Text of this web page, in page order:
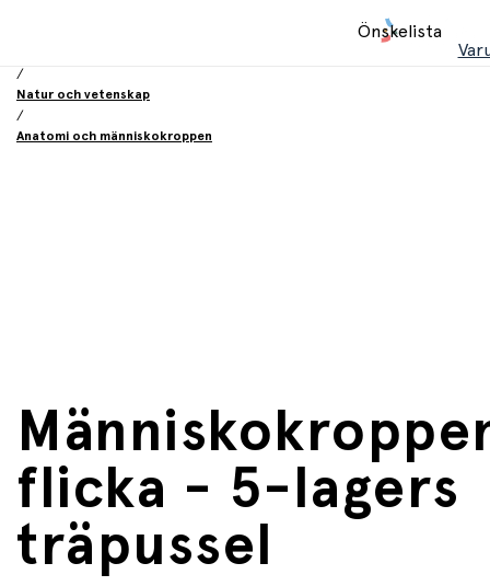
Önskelista
/
Natur och vetenskap
/
Anatomi och människokroppen
flicka - 5-lagers
träpussel